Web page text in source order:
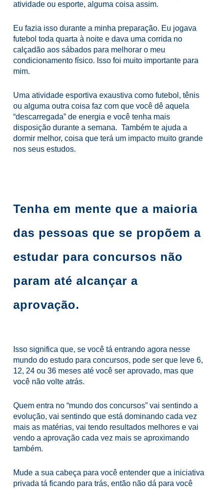
atividade ou esporte, alguma coisa assim.
Eu fazia isso durante a minha preparação. Eu jogava
futebol toda quarta à noite e dava uma corrida no
calçadão aos sábados para melhorar o meu
condicionamento físico. Isso foi muito importante para
mim.
Uma atividade esportiva exaustiva como futebol, tênis
ou alguma outra coisa faz com que você dê aquela
“descarregada” de energia e você tenha mais
disposição durante a semana. Também te ajuda a
dormir melhor, coisa que terá um impacto muito grande
nos seus estudos.
Tenha em mente que a maioria
das pessoas que se propõem a
estudar para concursos não
param até alcançar a
aprovação.
Isso significa que, se você tá entrando agora nesse
mundo do estudo para concursos, pode ser que leve 6,
12, 24 ou 36 meses até você ser aprovado, mas que
você não volte atrás.
Quem entra no “mundo dos concursos” vai sentindo a
evolução, vai sentindo que está dominando cada vez
mais as matérias, vai tendo resultados melhores e vai
vendo a aprovação cada vez mais se aproximando
também.
Mude a sua cabeça para você entender que a iniciativa
privada tá ficando para trás, então não dá para você